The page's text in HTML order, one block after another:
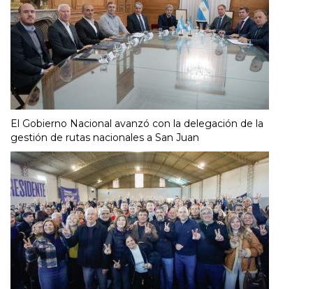
El Gobierno Nacional avanzó con la delegación de la
gestión de rutas nacionales a San Juan